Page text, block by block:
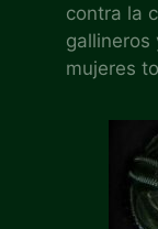
contra la
gallineros
mujeres